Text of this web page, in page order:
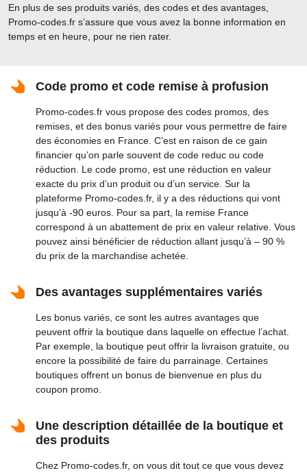
En plus de ses produits variés, des codes et des avantages,
Promo-codes.fr s’assure que vous avez la bonne information en
temps et en heure, pour ne rien rater.
Code promo et code remise à profusion
Promo-codes.fr vous propose des codes promos, des
remises, et des bonus variés pour vous permettre de faire
des économies en France. C’est en raison de ce gain
financier qu’on parle souvent de code reduc ou code
réduction. Le code promo, est une réduction en valeur
exacte du prix d’un produit ou d’un service. Sur la
plateforme Promo-codes.fr, il y a des réductions qui vont
jusqu’à -90 euros. Pour sa part, la remise France
correspond à un abattement de prix en valeur relative. Vous
pouvez ainsi bénéficier de réduction allant jusqu’à – 90 %
du prix de la marchandise achetée.
Des avantages supplémentaires variés
Les bonus variés, ce sont les autres avantages que
peuvent offrir la boutique dans laquelle on effectue l’achat.
Par exemple, la boutique peut offrir la livraison gratuite, ou
encore la possibilité de faire du parrainage. Certaines
boutiques offrent un bonus de bienvenue en plus du
coupon promo.
Une description détaillée de la boutique et
des produits
Chez Promo-codes.fr, on vous dit tout ce que vous devez